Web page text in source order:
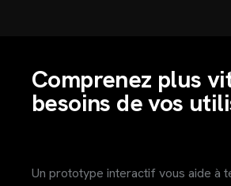
Comprenez plus
besoins de vos
Un prototype interactif vous aide à